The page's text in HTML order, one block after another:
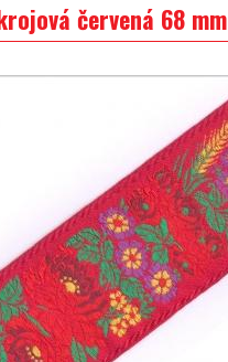
červená 68 mm